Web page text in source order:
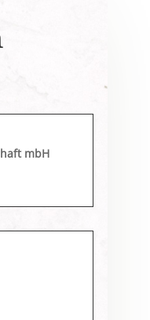
mbH